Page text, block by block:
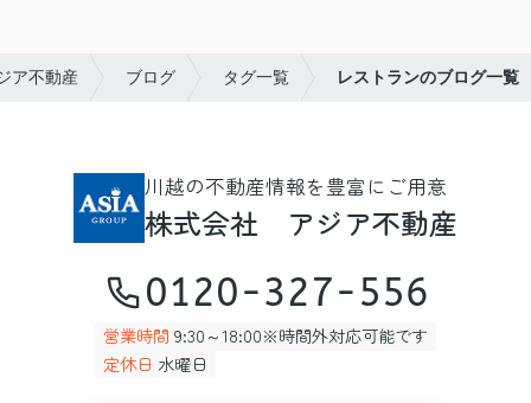
ア不動産 ブログ タグ一覧 レストランのブログ一覧
川越の不動産情報を豊富にご用意
株式会社 アジア不動産
0120-327-556
営業時間 9:30～18:00※時間外対応可能です
定休日 水曜日